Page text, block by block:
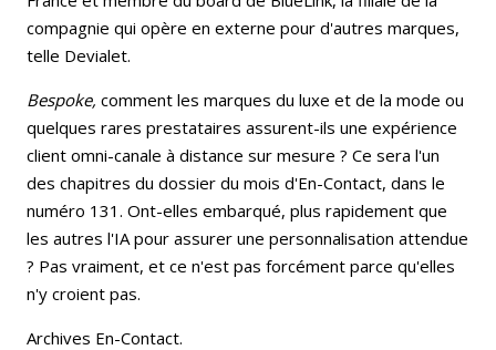
compagnie qui opère en externe pour d'autres marques,
telle Devialet.
Bespoke, comment les marques du luxe et de la mode ou
quelques rares prestataires assurent-ils une expérience
client omni-canale à distance sur mesure ? Ce sera l'un
des chapitres du dossier du mois d'En-Contact, dans le
numéro 131. Ont-elles embarqué, plus rapidement que
les autres l'IA pour assurer une personnalisation attendue
? Pas vraiment, et ce n'est pas forcément parce qu'elles
n'y croient pas.
Archives En-Contact.